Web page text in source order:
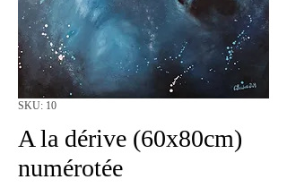
SKU: 10
A la dérive (60x80cm)
numérotée